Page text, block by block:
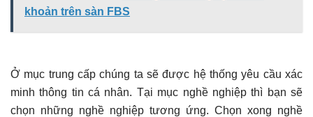
khoản trên sàn FBS
Ở mục trung cấp chúng ta sẽ được hệ thống yêu cầu xác
minh thông tin cá nhân. Tại mục nghề nghiệp thì bạn sẽ
chọn những nghề nghiệp tương ứng. Chọn xong nghề